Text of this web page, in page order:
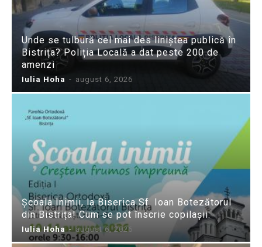
Unde se tulbură cel mai des liniștea publică în
Bistrița? Poliția Locală a dat peste 200 de
amenzi
Iulia Hoha - august 6, 2026
Școala Inimii, la Biserica Sf. Ioan Botezătorul
din Bistrița! Cum se pot înscrie copilașii:
Iulia Hoha - august 6, 2026